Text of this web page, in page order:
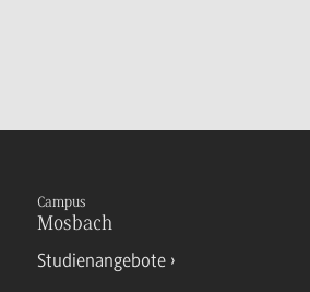
Campus
Mosbach
Studienangebote